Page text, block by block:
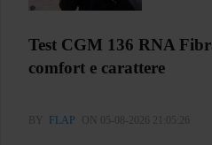
Test CGM 136 RNA
comfort e carattere
BY FLAP ON 05-08-2026 21:05:26